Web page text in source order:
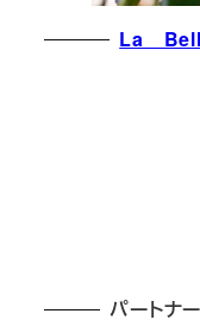
La
パートナ